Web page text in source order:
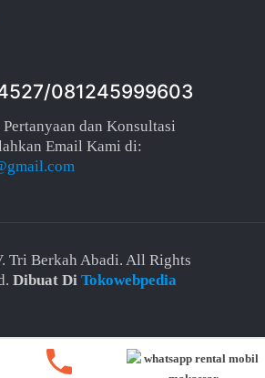
081245999603
dan Konsultasi
Email Kami di:
Tri Berkah Abadi. All Rights
Dibuat Di Tokowebpedia